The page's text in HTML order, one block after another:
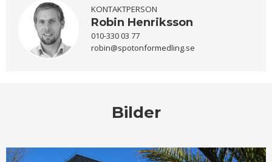
KONTAKTPERSON
Robin Henriksson
010-330 03 77
robin@spotonformedling.se
Bilder